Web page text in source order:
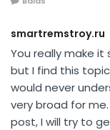
smartremstroy.ru
You really make
but I find this
would never
very broad for
post, I will try to